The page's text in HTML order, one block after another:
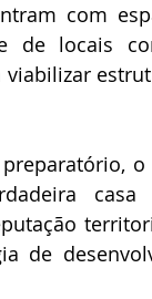
com
de locais
viabilizar
de